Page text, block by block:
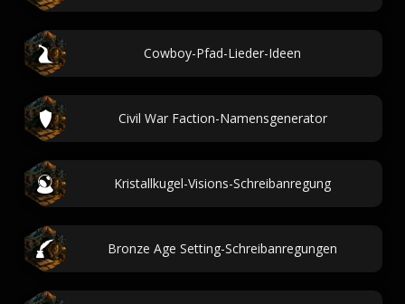
Cowboy-Pfad-Lieder-Ideen
Civil War Faction-Namensgenerator
Kristallkugel-Visions-Schreibanregung
Bronze Age Setting-Schreibanregungen